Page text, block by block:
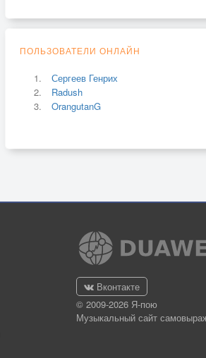
ПОЛЬЗОВАТЕЛИ ОНЛАЙН
Сергеев Генрих
Radush
OrangutanG
Вконтакте
© 2009-2026 Я-пою
Музыкальный сайт